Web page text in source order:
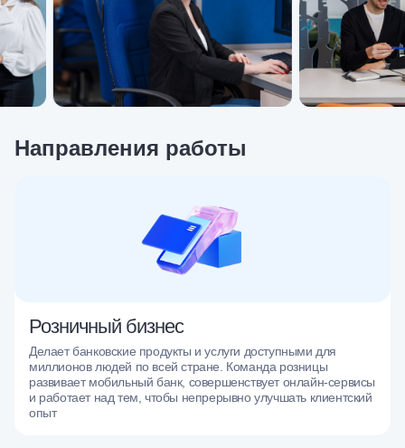
Направления работы
Розничный бизнес
Делает банковские продукты и услуги доступными для
миллионов людей по всей стране. Команда розницы
развивает мобильный банк, совершенствует онлайн-сервисы
и работает над тем, чтобы непрерывно улучшать клиентский
опыт